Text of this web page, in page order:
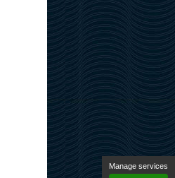
Manage services